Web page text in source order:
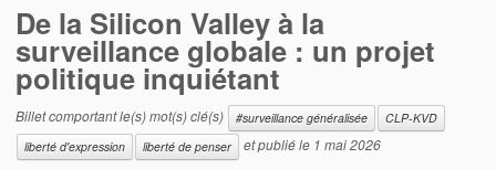
De la Silicon Valley à la
surveillance globale : un projet
politique inquiétant
Billet comportant le(s) mot(s) clé(s) #surveillance généralisée
CLP-KVD
liberté d'expression
liberté de penser et publié le 1 mai 2026